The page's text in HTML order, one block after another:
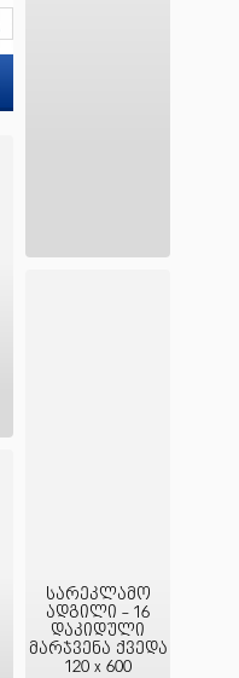
სარეკლამო
ადგილი - 16
დაკიდული
მარჯვენა ქვედა
120 x 600